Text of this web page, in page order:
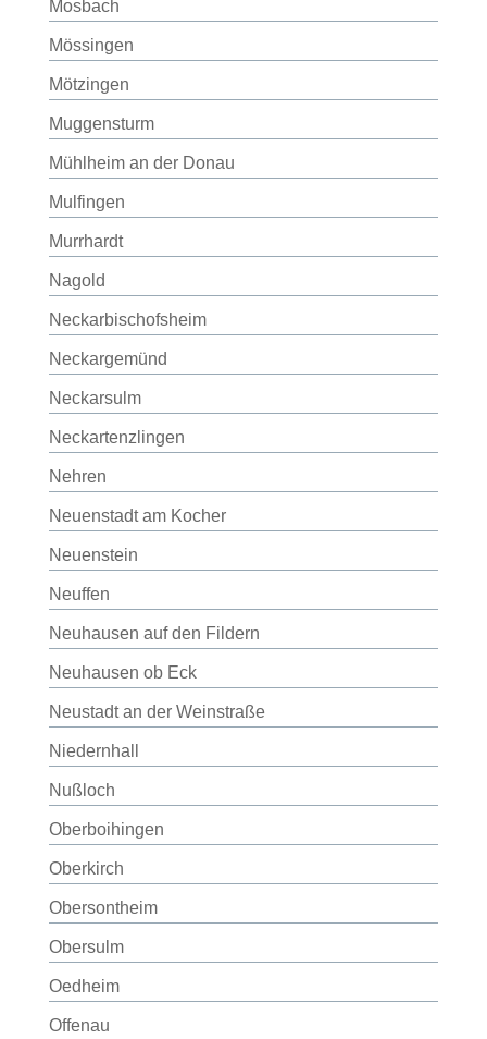
Mosbach
Mössingen
Mötzingen
Muggensturm
Mühlheim an der Donau
Mulfingen
Murrhardt
Nagold
Neckarbischofsheim
Neckargemünd
Neckarsulm
Neckartenzlingen
Nehren
Neuenstadt am Kocher
Neuenstein
Neuffen
Neuhausen auf den Fildern
Neuhausen ob Eck
Neustadt an der Weinstraße
Niedernhall
Nußloch
Oberboihingen
Oberkirch
Obersontheim
Obersulm
Oedheim
Offenau